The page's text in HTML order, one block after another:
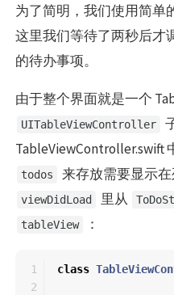
为了简明，我们使用简单
这里我们等待了两秒后才
的待办事项。
由于整个界面就是一个
UITableViewController
TableViewController.swift
todos 来存放需要显示
viewDidLoad 里从
tableView ：
1
2
class